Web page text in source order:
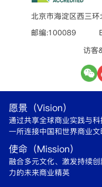
北京市海淀区西三
邮编:100089
访客
愿景（Vision）
通过共享全球商业实践与
一所连接中国和世界商业
使命（Mission）
融合多元文化、激发持续
力的未来商业精英